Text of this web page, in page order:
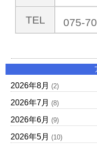
TEL 075-
2026年8月 (2)
2026年7月 (8)
2026年6月 (9)
2026年5月 (10)